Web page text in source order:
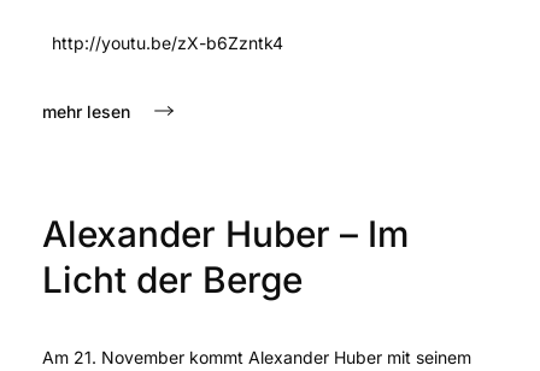
http://youtu.be/zX-b6Zzntk4
mehr lesen
Alexander Huber – Im
Licht der Berge
Am 21. November kommt Alexander Huber mit seinem